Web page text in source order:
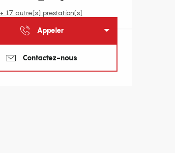
+ 17 autre(s) prestation(s)
Appeler
Contactez-nous